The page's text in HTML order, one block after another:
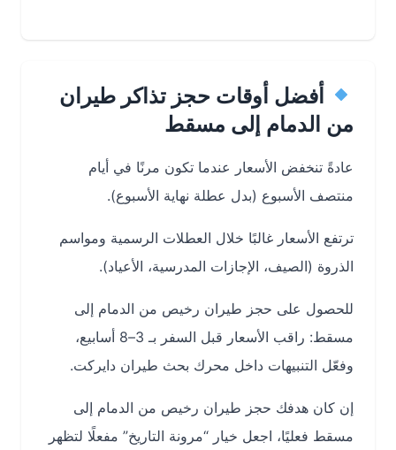
أفضل أوقات حجز تذاكر طيران
من الدمام إلى مسقط
عادةً تنخفض الأسعار عندما تكون مرنًا في أيام
منتصف الأسبوع (بدل عطلة نهاية الأسبوع).
ترتفع الأسعار غالبًا خلال العطلات الرسمية ومواسم
الذروة (الصيف، الإجازات المدرسية، الأعياد).
للحصول على حجز طيران رخيص من الدمام إلى
مسقط: راقب الأسعار قبل السفر بـ 3–8 أسابيع،
وفعّل التنبيهات داخل محرك بحث طيران دايركت.
إن كان هدفك حجز طيران رخيص من الدمام إلى
مسقط فعليًا، اجعل خيار “مرونة التاريخ” مفعلًا لتظهر